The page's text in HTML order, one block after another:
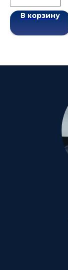
В корзину